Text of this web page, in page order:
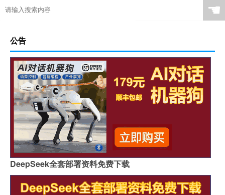
☚
公告
DeepSeek全套部署资料免费下载